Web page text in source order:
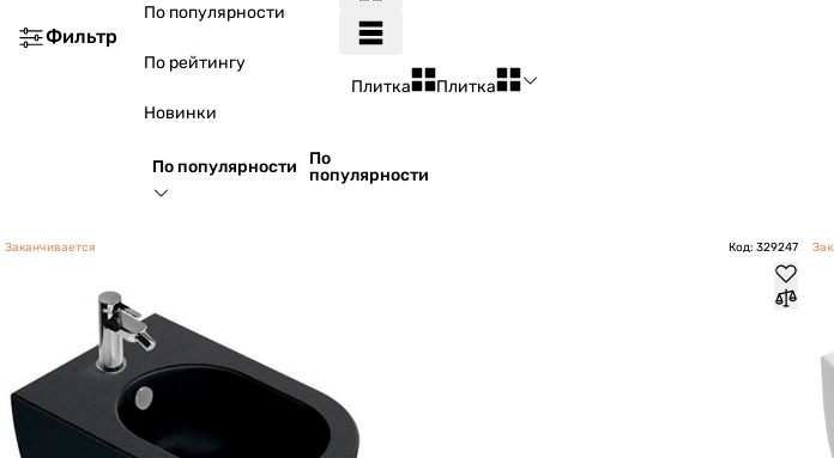
Фильтр
По популярности
По рейтингу
Новинки
По популярности
По
популярности
Плитка Плитка
Заканчивается Код: 329247